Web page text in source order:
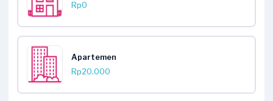
Rp0
Apartemen
Rp20.000